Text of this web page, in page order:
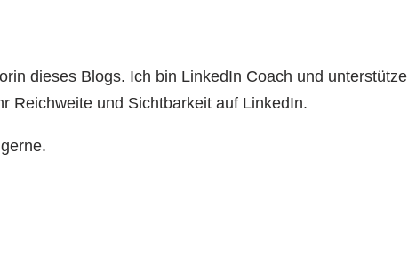
dieses Blogs. Ich bin LinkedIn Coach und unterstütze
Reichweite und Sichtbarkeit auf LinkedIn.